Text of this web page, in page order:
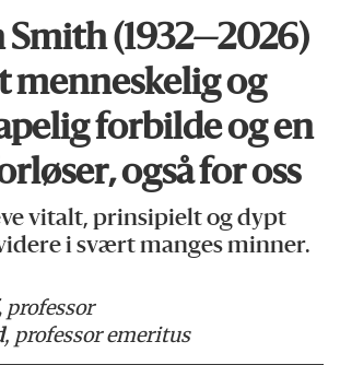
Smith (1932—2026)
menneske­lig og
forbilde og en
også for oss
vitalt, prinsipielt og dypt
i svært manges minner.
professor
, professor emeritus